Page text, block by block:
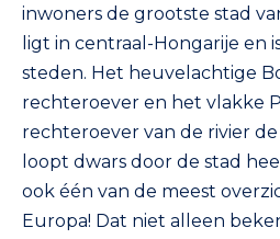
inwoners de grootste stad
ligt in centraal-Hongarije en
steden. Het heuvelachtige
rechteroever en het vlakke
rechteroever van de rivier
loopt dwars door de stad
ook één van de meest
Europa! Dat niet alleen